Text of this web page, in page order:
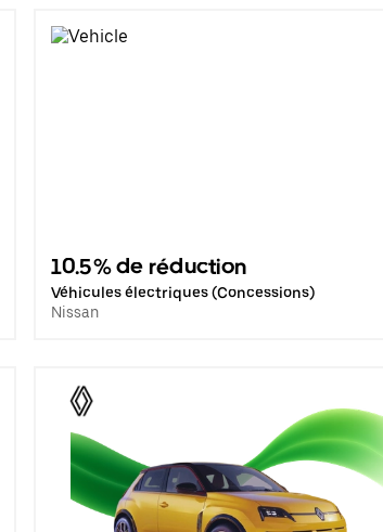
10.5% de réduction
Véhicules électriques (Concessions)
Nissan